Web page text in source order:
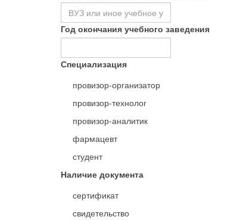
Год окончания учебного заведения
Специализация
провизор-организатор
провизор-технолог
провизор-аналитик
фармацевт
студент
Наличие документа
сертификат
свидетельство